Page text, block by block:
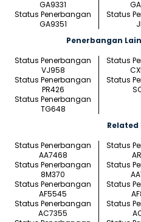
GA9331
Status Penerbangan
GA9351
Status
Penerbangan
Status Penerbangan
VJ958
Status
Status Penerbangan
PR426
Status
Status Penerbangan
TG648
Related
Status Penerbangan
AA7468
Status
Status Penerbangan
8M370
Status
Status Penerbangan
AF5545
Status
Status Penerbangan
AC7355
Status